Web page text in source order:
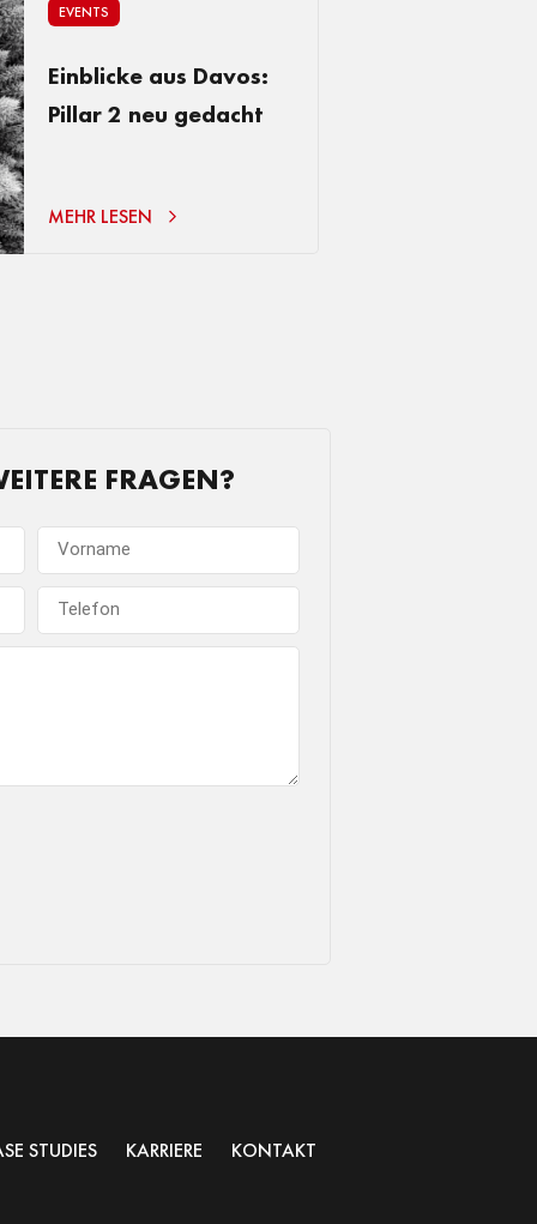
EVENTS
Einblicke aus Davos:
Pillar 2 neu gedacht
MEHR LESEN
FRAGEN?
STUDIES KARRIERE KONTAKT